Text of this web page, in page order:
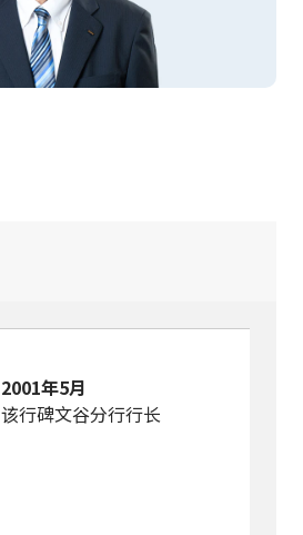
2001年5月
该行碑文谷分行行长